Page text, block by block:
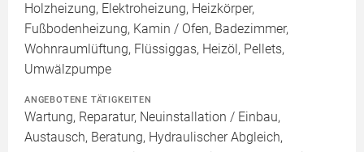
Holzheizung, Elektroheizung, Heizkörper,
Fußbodenheizung, Kamin / Ofen, Badezimmer,
Wohnraumlüftung, Flüssiggas, Heizöl, Pellets,
Umwälzpumpe
ANGEBOTENE TÄTIGKEITEN
Wartung, Reparatur, Neuinstallation / Einbau,
Austausch, Beratung, Hydraulischer Abgleich,